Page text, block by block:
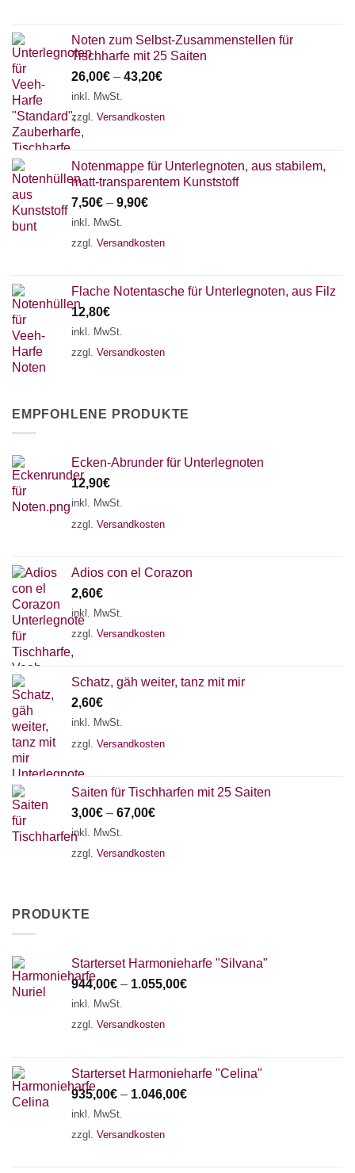
Noten zum Selbst-Zusammenstellen für
Tischharfe mit 25 Saiten
26,00€ – 43,20€
inkl. MwSt.
zzgl. Versandkosten
Notenmappe für Unterlegnoten, aus stabilem,
matt-transparentem Kunststoff
7,50€ – 9,90€
inkl. MwSt.
zzgl. Versandkosten
Flache Notentasche für Unterlegnoten, aus Filz
12,80€
inkl. MwSt.
zzgl. Versandkosten
EMPFOHLENE PRODUKTE
Ecken-Abrunder für Unterlegnoten
12,90€
inkl. MwSt.
zzgl. Versandkosten
Adios con el Corazon
2,60€
inkl. MwSt.
zzgl. Versandkosten
Schatz, gäh weiter, tanz mit mir
2,60€
inkl. MwSt.
zzgl. Versandkosten
Saiten für Tischharfen mit 25 Saiten
3,00€ – 67,00€
inkl. MwSt.
zzgl. Versandkosten
PRODUKTE
Starterset Harmonieharfe "Silvana"
944,00€ – 1.055,00€
inkl. MwSt.
zzgl. Versandkosten
Starterset Harmonieharfe "Celina"
935,00€ – 1.046,00€
inkl. MwSt.
zzgl. Versandkosten